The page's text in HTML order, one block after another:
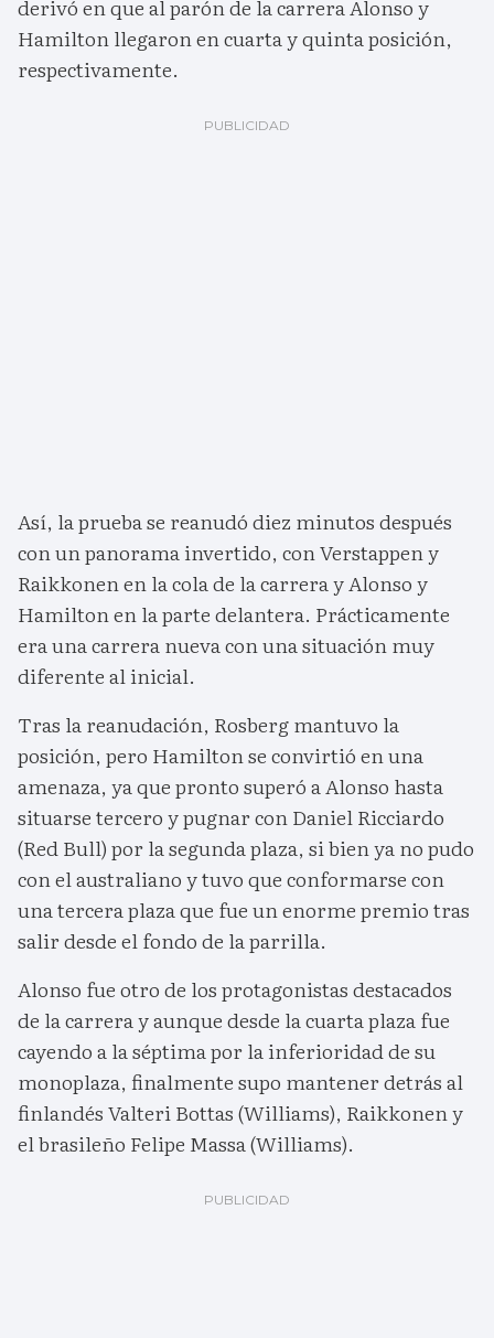
derivó en que al parón de la carrera Alonso y
Hamilton llegaron en cuarta y quinta posición,
respectivamente.
Así, la prueba se reanudó diez minutos después
con un panorama invertido, con Verstappen y
Raikkonen en la cola de la carrera y Alonso y
Hamilton en la parte delantera. Prácticamente
era una carrera nueva con una situación muy
diferente al inicial.
Tras la reanudación, Rosberg mantuvo la
posición, pero Hamilton se convirtió en una
amenaza, ya que pronto superó a Alonso hasta
situarse tercero y pugnar con Daniel Ricciardo
(Red Bull) por la segunda plaza, si bien ya no pudo
con el australiano y tuvo que conformarse con
una tercera plaza que fue un enorme premio tras
salir desde el fondo de la parrilla.
Alonso fue otro de los protagonistas destacados
de la carrera y aunque desde la cuarta plaza fue
cayendo a la séptima por la inferioridad de su
monoplaza, finalmente supo mantener detrás al
finlandés Valteri Bottas (Williams), Raikkonen y
el brasileño Felipe Massa (Williams).